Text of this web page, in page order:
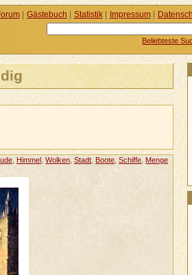
Himmel ,Wolken ,Stadt Boote ,Schiffe Menge
| Gästebuch | Statistik| Impressum|
Beliebteste